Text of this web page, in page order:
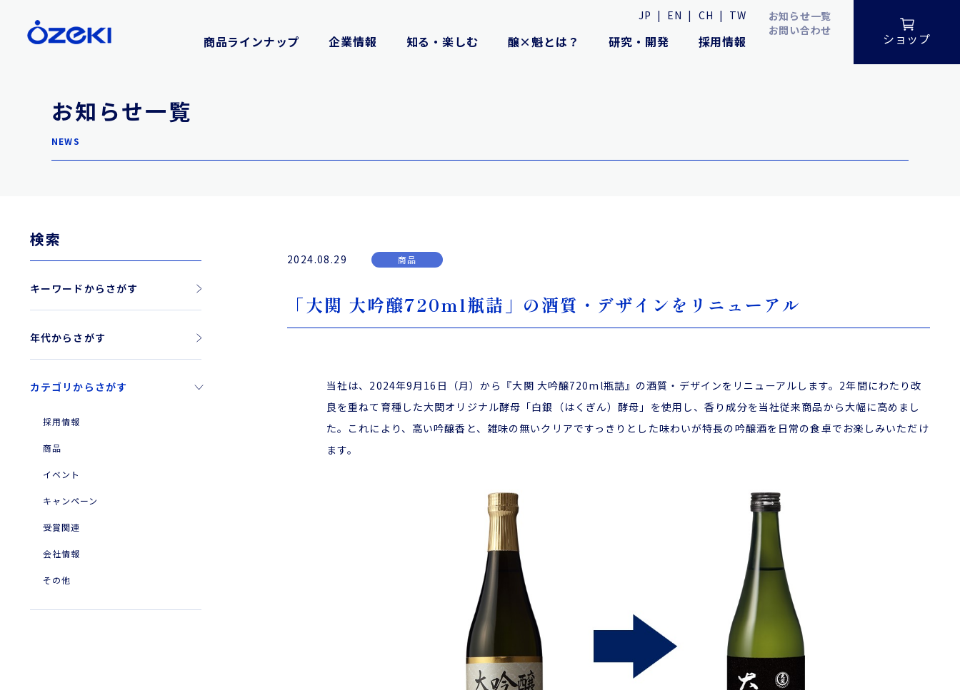
JP | EN | CH | TW
商品ラインナップ 企業情報 知る・楽しむ 醸×魁とは？ 研究・開発 採用情報
お知らせ一覧
お問い合わせ
ショップ
お知らせ一覧
NEWS
検索
キーワードからさがす
年代からさがす
2025年
2024年
2023年
2010年
2004年
カテゴリからさがす
採用情報
商品
イベント
キャンペーン
受賞関連
会社情報
その他
2024.08.29 商品
「大関 大吟醸720ml瓶詰」の酒質・デザインをリニューアル
当社は、2024年9月16日（月）から『大関 大吟醸720ml瓶詰』の酒質・デザインをリニューアルします。2年間にわたり改
良を重ねて育種した大関オリジナル酵母「白銀（はくぎん）酵母」を使用し、香り成分を当社従来商品から大幅に高めまし
た。これにより、高い吟醸香と、雑味の無いクリアですっきりとした味わいが特長の吟醸酒を日常の食卓でお楽しみいただけ
ます。